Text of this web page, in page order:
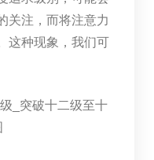
关注，而将注意力
这种现象，我们可